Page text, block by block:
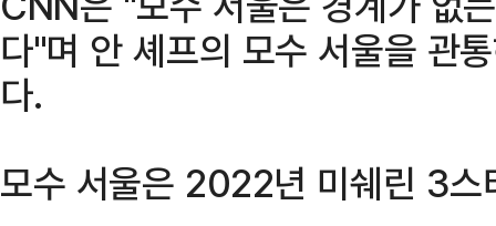
다"며 안 셰프의 모수 서울을 관
다.
모수 서울은 2022년 미쉐린 3스